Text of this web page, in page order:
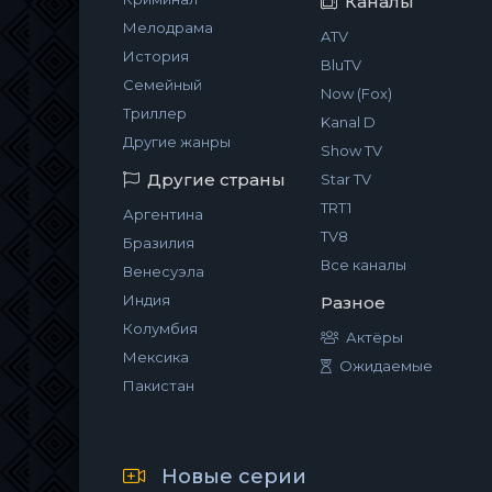
Мелодрама
История
Семейный
Триллер
Другие жанры
Другие страны
Аргентина
Бразилия
Венесуэла
Индия
Колумбия
Мексика
Пакистан
ATV
BluTV
Now (Fox)
Kanal D
Show TV
Star TV
TRT1
TV8
Все каналы
Разное
Актёры
Ожидаемые
Новые серии